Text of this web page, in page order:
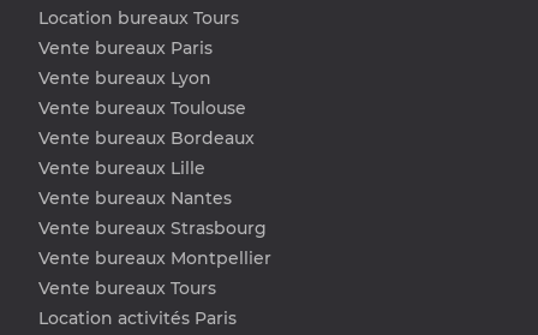
Location bureaux Tours
Vente bureaux Paris
Vente bureaux Lyon
Vente bureaux Toulouse
Vente bureaux Bordeaux
Vente bureaux Lille
Vente bureaux Nantes
Vente bureaux Strasbourg
Vente bureaux Montpellier
Vente bureaux Tours
Location activités Paris